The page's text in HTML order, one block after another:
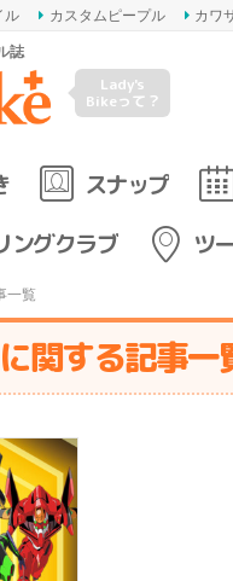
ル カスタムピープル カワ
誌
Lady's
Bikeって？
スナップ
ングクラブ ツ
一覧
関する記事一